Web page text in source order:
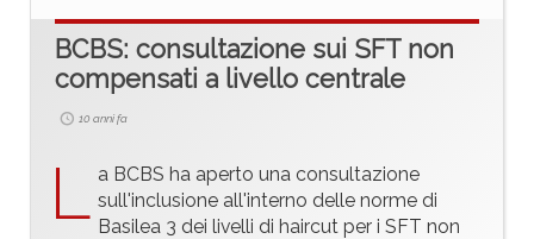
BCBS: consultazione sui SFT non
compensati a livello centrale
10 anni fa
L a BCBS ha aperto una consultazione
sull'inclusione all'interno delle norme di
Basilea 3 dei livelli di haircut per i SFT non